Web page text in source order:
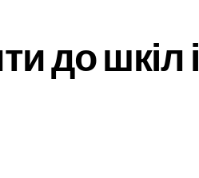
до шкіл і